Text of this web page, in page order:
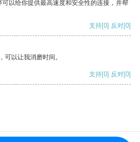
以给你提供最高速度和安全性的连接，并帮
支持[0] 反对[0]
可以让我消磨时间。
支持[0] 反对[0]